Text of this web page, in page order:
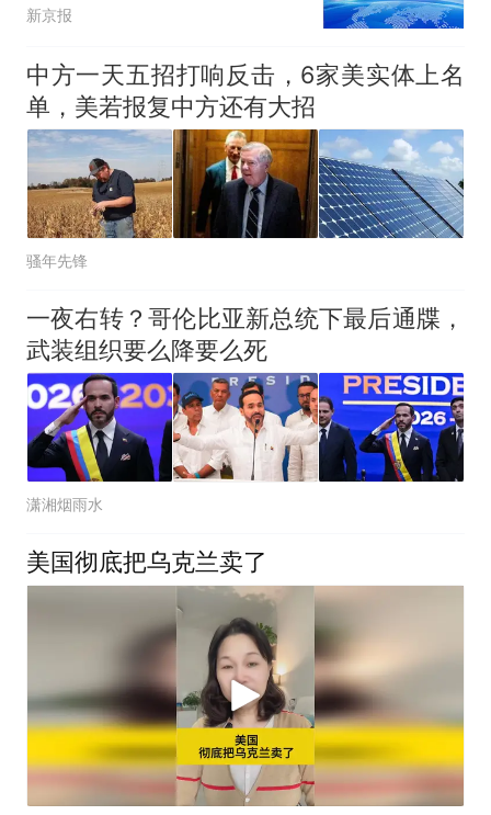
新京报
中方一天五招打响反击，6家美实体上名
单，美若报复中方还有大招
骚年先锋
一夜右转？哥伦比亚新总统下最后通牒，
武装组织要么降要么死
潇湘烟雨水
美国彻底把乌克兰卖了